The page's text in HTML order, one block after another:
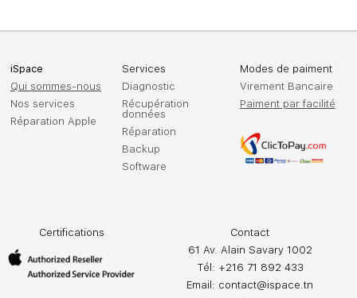
iSpace
Qui sommes-nous
Nos services
Réparation Apple
Services
Diagnostic
Récupération
données
Réparation
Backup
Software
Contact
61 Av. Alain Savary 1002
Tél: +216 71 892 433
Email: contact@ispace.tn
Modes de paiment
Virement Bancaire
Paiment par facilité
Certifications